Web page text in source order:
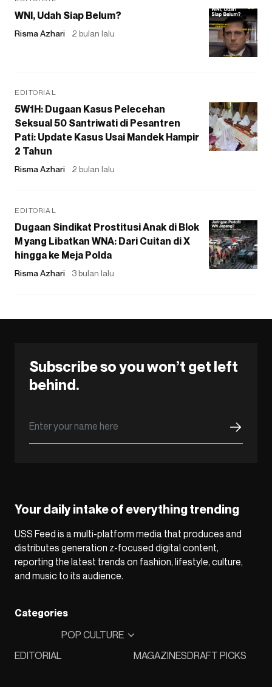
WNI, Udah Siap Belum?
Risma Azhari 2 bulan lalu
EDITORIAL
5W1H: Dugaan Kasus Pelecehan
Seksual 50 Santriwati di Pesantren
Pati: Update Kasus Usai Mandek Hampir
2 Tahun
Risma Azhari 2 bulan lalu
EDITORIAL
Dugaan Sindikat Prostitusi Anak di Blok
M yang Libatkan WNA: Dari Cuitan di X
hingga ke Meja Polda
Risma Azhari 3 bulan lalu
Subscribe so you won’t get left
behind.
Your daily intake of everything trending
USS Feed is a multi-platform media that produces and
distributes generation z-focused digital content,
reporting the latest trends on fashion, lifestyle, culture,
and music to its audience.
Categories
EDITORIAL
POP CULTURE
MAGAZINESDRAFT PICKS